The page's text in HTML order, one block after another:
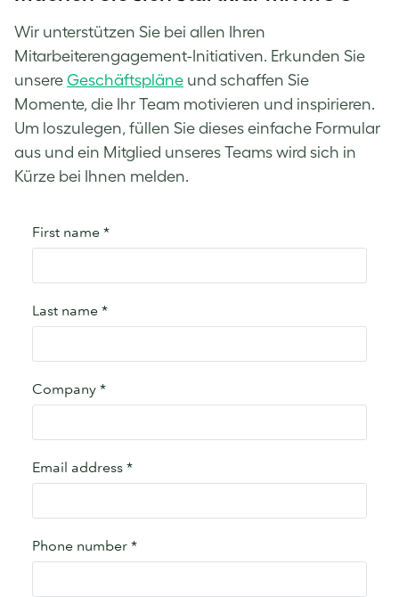
Wir unterstützen Sie bei allen Ihren
Mitarbeiterengagement-Initiativen. Erkunden Sie
unsere Geschäftspläne und schaffen Sie
Momente, die Ihr Team motivieren und inspirieren.
Um loszulegen, füllen Sie dieses einfache Formular
aus und ein Mitglied unseres Teams wird sich in
Kürze bei Ihnen melden.